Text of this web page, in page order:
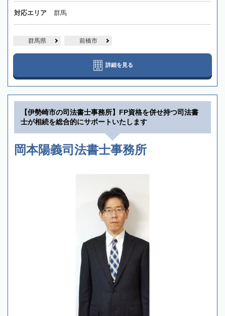
対応エリア 群馬
群馬県 前橋市
詳細を見る
【伊勢崎市の司法書士事務所】FP資格を併せ持つ司法書
士が相続を総合的にサポートいたします
岡本陽義司法書士事務所